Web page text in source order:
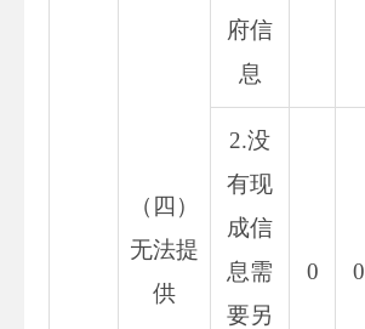
（四）
无法提
供
府信
息
2.没
有现
成信
息需
要另
0 0